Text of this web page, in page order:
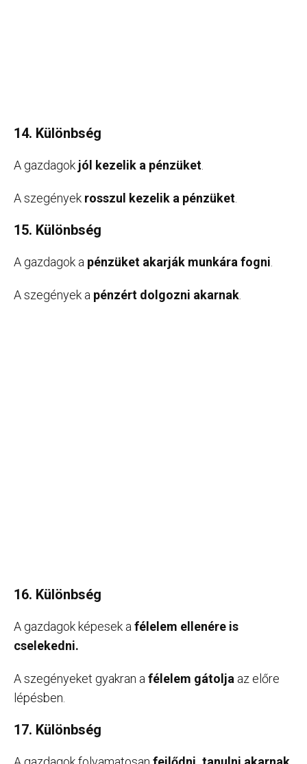
14. Különbség
A gazdagok jól kezelik a pénzüket
A szegények rosszul kezelik a pénzüket
15. Különbség
A gazdagok a pénzüket akarják munkára fogni
A szegények a pénzért dolgozni akarnak
16. Különbség
A gazdagok képesek a félelem ellenére is
cselekedni.
A szegényeket gyakran a félelem gátolja az előre
lépésben.
17. Különbség